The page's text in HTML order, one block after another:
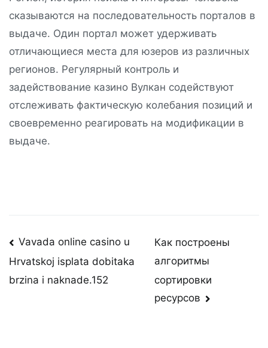
сказываются на последовательность порталов в
выдаче. Один портал может удерживать
отличающиеся места для юзеров из различных
регионов. Регулярный контроль и
задействование казино Вулкан содействуют
отслеживать фактическую колебания позиций и
своевременно реагировать на модификации в
выдаче.
Post
navigation
Vavada online casino u
Hrvatskoj isplata dobitaka
brzina i naknade.152
Как построены
алгоритмы
сортировки
ресурсов